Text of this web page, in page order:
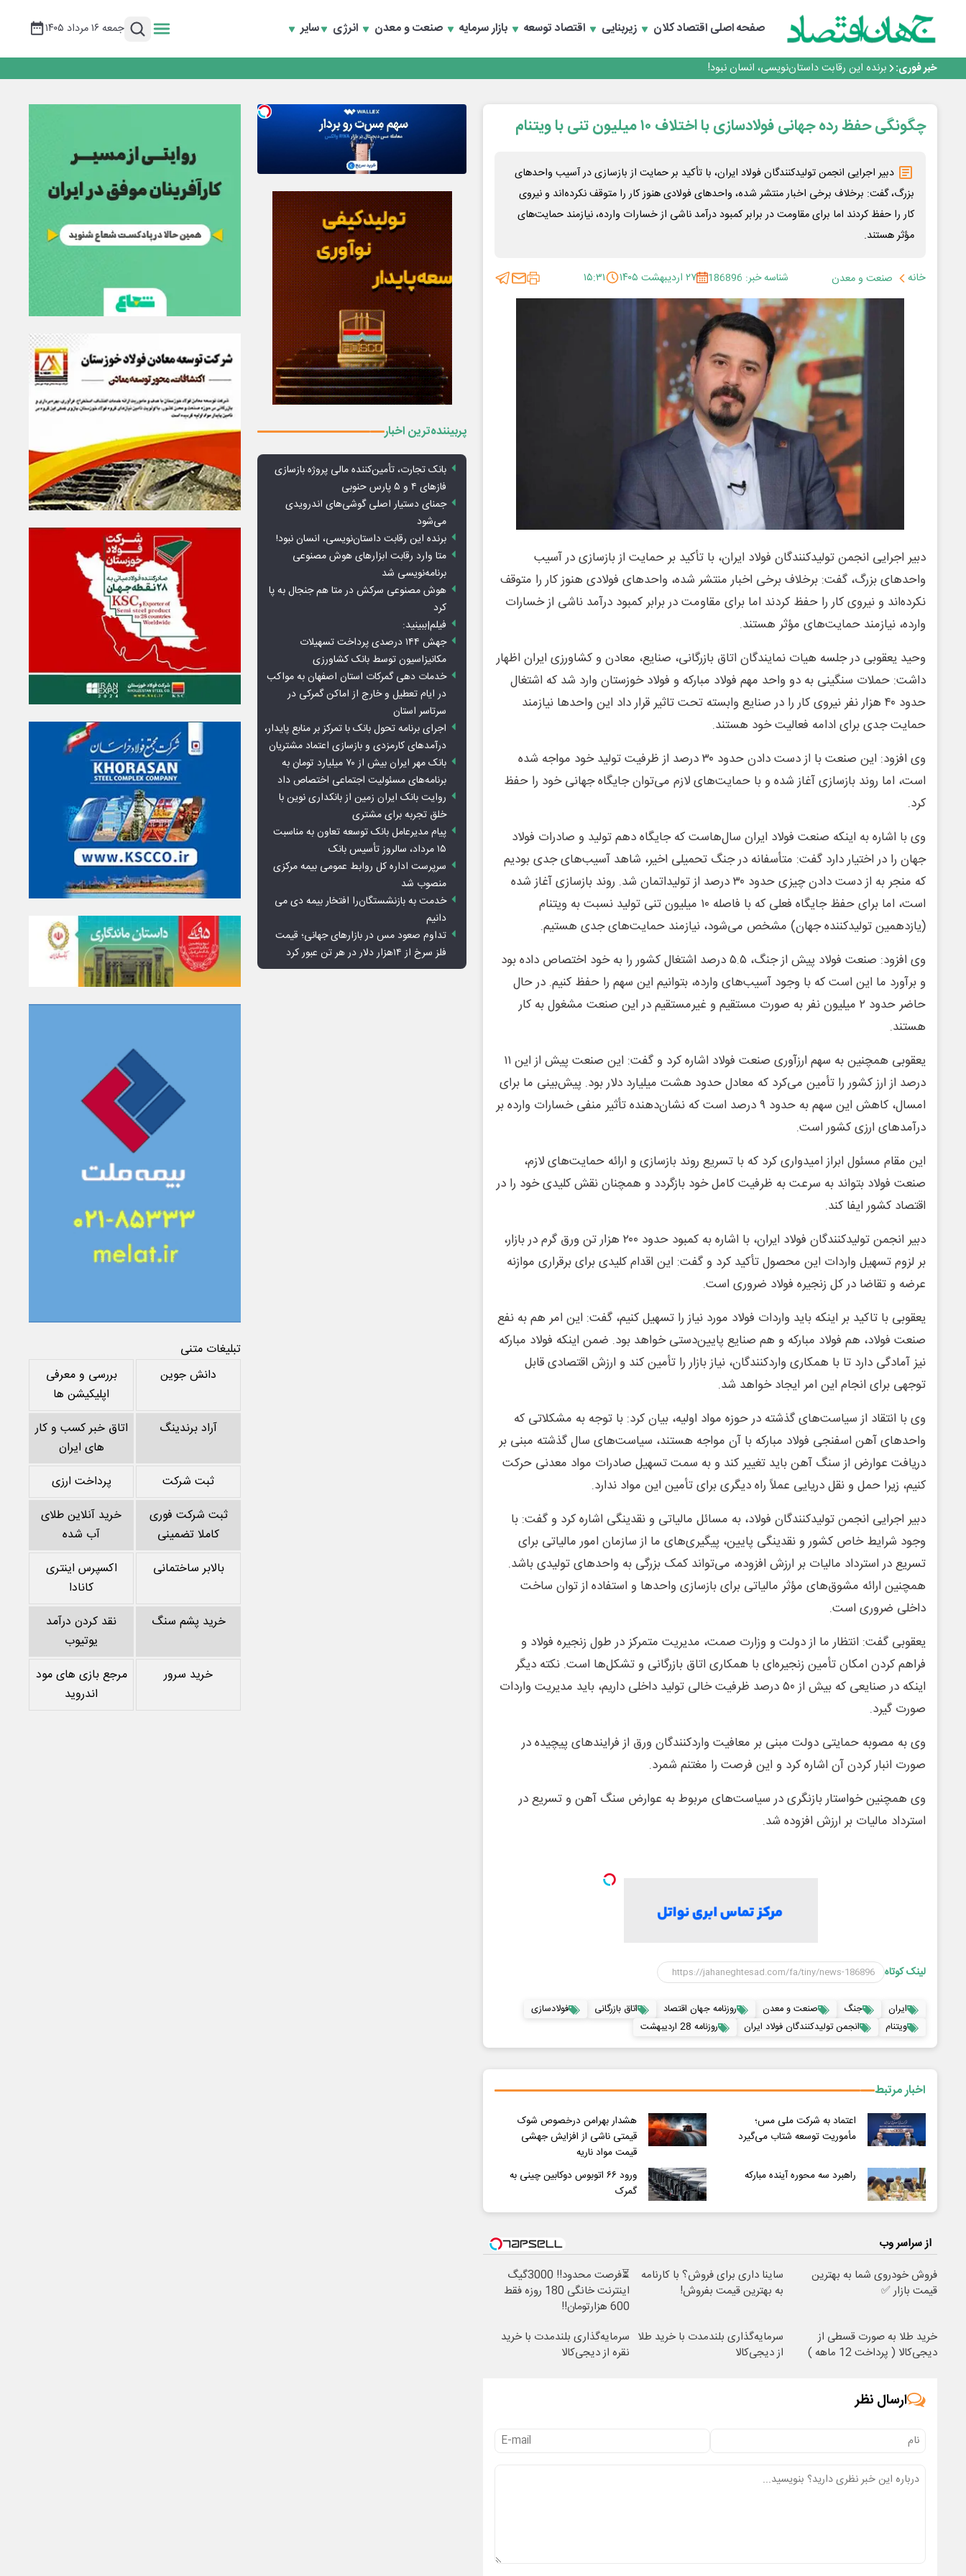
صفحه اصلیاقتصاد کلان زیربنایی اقتصاد توسعه بازار سرمایه صنعت و معدن انرژی سایر جمعه ۱۶ مرداد ۱۴۰۵
خبر فوری:
بانک تجارت، تأمین‌کننده مالی پروژه بازسازی فازهای ۴ و ۵ پارس حنوبی
جمنای دستیار اصلی گوشی‌های اندرویدی می‌شود
متا وارد رقابت ابزارهای هوش مصنوعی برنامه‌نویسی شد
هوش مصنوعی سرکش در متا هم جنجال به پا کرد
بانک تجارت، تأمین‌کننده مالی پروژه بازسازی فازهای ۴ و ۵ پارس حنوبی
جمنای دستیار اصلی گوشی‌های اندرویدی می‌شود
…
چگونگی حفظ رده جهانی فولادسازی با اختلاف ۱۰ میلیون تنی با ویتنام
دبیر اجرایی انجمن تولیدکنندگان فولاد ایران، با تأکید بر حمایت از بازسازی در آسیب‌ واحدهای
بزرگ، گفت: برخلاف برخی اخبار منتشر شده، واحدهای فولادی هنوز کار را متوقف نکرده‌اند و نیروی
کار را حفظ کردند اما برای مقاومت در برابر کمبود درآمد ناشی از خسارات وارده، نیازمند حمایت‌های
مؤثر هستند.
خانه صنعت و معدن شناسه خبر: 186896 ۲۷ اردیبهشت ۱۴۰۵ ۱۵:۳۱
دبیر اجرایی انجمن تولیدکنندگان فولاد ایران، با تأکید بر حمایت از بازسازی در آسیب‌
واحدهای بزرگ، گفت: برخلاف برخی اخبار منتشر شده، واحدهای فولادی هنوز کار را متوقف
نکرده‌اند و نیروی کار را حفظ کردند اما برای مقاومت در برابر کمبود درآمد ناشی از خسارات
وارده، نیازمند حمایت‌های مؤثر هستند.
وحید یعقوبی در جلسه هیات نمایندگان اتاق بازرگانی، صنایع، معادن و کشاورزی ایران اظهار
داشت: حملات سنگینی به دو واحد مهم فولاد مبارکه و فولاد خوزستان وارد شد که اشتغال
حدود ۴۰ هزار نفر نیروی کار را در صنایع وابسته تحت تاثیر قرار داد این واحدها نیازمند
حمایت جدی برای ادامه فعالیت خود هستند.
وی افزود: این صنعت با از دست دادن حدود ۳۰ درصد از ظرفیت تولید خود مواجه شده
است، اما روند بازسازی آغاز شده و با حمایت‌های لازم می‌توان جایگاه جهانی خود را حفظ
کرد.
وی با اشاره به اینکه صنعت فولاد ایران سال‌هاست که جایگاه دهم تولید و صادرات فولاد
جهان را در اختیار دارد گفت: متأسفانه در جنگ تحمیلی اخیر، شاهد آسیب‌های جدی بودیم
که منجر به از دست دادن چیزی حدود ۳۰ درصد از تولیداتمان شد. روند بازسازی آغاز شده
است، اما برای حفظ جایگاه فعلی که با فاصله ۱۰ میلیون تنی تولید نسبت به ویتنام
(یازدهمین تولیدکننده جهان) مشخص می‌شود، نیازمند حمایت‌های جدی هستیم.
وی افزود: صنعت فولاد پیش از جنگ، ۵.۵ درصد اشتغال کشور را به خود اختصاص داده بود
و برآورد ما این است که با وجود آسیب‌های وارده، بتوانیم این سهم را حفظ کنیم. در حال
حاضر حدود ۲ میلیون نفر به صورت مستقیم و غیرمستقیم در این صنعت مشغول به کار
هستند.
یعقوبی همچنین به سهم ارزآوری صنعت فولاد اشاره کرد و گفت: این صنعت پیش از این ۱۱
درصد از ارز کشور را تأمین می‌کرد که معادل حدود هشت میلیارد دلار بود. پیش‌بینی ما برای
امسال، کاهش این سهم به حدود ۹ درصد است که نشان‌دهنده تأثیر منفی خسارات وارده بر
درآمدهای ارزی کشور است.
این مقام مسئول ابراز امیدواری کرد که با تسریع روند بازسازی و ارائه حمایت‌های لازم،
صنعت فولاد بتواند به سرعت به ظرفیت کامل خود بازگردد و همچنان نقش کلیدی خود را در
اقتصاد کشور ایفا کند.
دبیر انجمن تولیدکنندگان فولاد ایران، با اشاره به کمبود حدود ۲۰۰ هزار تن ورق گرم در بازار،
بر لزوم تسهیل واردات این محصول تأکید کرد و گفت: این اقدام کلیدی برای برقراری موازنه
عرضه و تقاضا در کل زنجیره فولاد ضروری است.
یعقوبی با تاکید بر اینکه باید واردات فولاد مورد نیاز را تسهیل کنیم، گفت: این امر هم به نفع
صنعت فولاد، هم فولاد مبارکه و هم صنایع پایین‌دستی خواهد بود. ضمن اینکه فولاد مبارکه
نیز آمادگی دارد تا با همکاری واردکنندگان، نیاز بازار را تأمین کند و ارزش اقتصادی قابل
توجهی برای انجام این امر ایجاد خواهد شد.
وی با انتقاد از سیاست‌های گذشته در حوزه مواد اولیه، بیان کرد: با توجه به مشکلاتی که
واحدهای آهن اسفنجی فولاد مبارکه با آن مواجه هستند، سیاست‌های سال گذشته مبنی بر
دریافت عوارض از سنگ آهن باید تغییر کند و به سمت تسهیل صادرات مواد معدنی حرکت
کنیم، زیرا حمل و نقل دریایی عملاً راه دیگری برای تأمین این مواد ندارد.
دبیر اجرایی انجمن تولیدکنندگان فولاد، به مسائل مالیاتی و نقدینگی اشاره کرد و گفت: با
وجود شرایط خاص کشور و نقدینگی پایین، پیگیری‌های ما از سازمان امور مالیاتی برای
تسریع در استرداد مالیات بر ارزش افزوده، می‌تواند کمک بزرگی به واحدهای تولیدی باشد.
همچنین ارائه مشوق‌های مؤثر مالیاتی برای بازسازی واحدها و استفاده از توان ساخت
داخلی ضروری است.
یعقوبی گفت: انتظار ما از دولت و وزارت صمت، مدیریت متمرکز در طول زنجیره فولاد و
فراهم کردن امکان تأمین زنجیره‌ای با همکاری اتاق بازرگانی و تشکل‌ها است. نکته دیگر
اینکه در صنایعی که بیش از ۵۰ درصد ظرفیت خالی تولید داخلی داریم، باید مدیریت واردات
صورت گیرد.
وی به مصوبه حمایتی دولت مبنی بر معافیت واردکنندگان ورق از فرایندهای پیچیده در
صورت انبار کردن آن اشاره کرد و این فرصت را مغتنم شمرد.
وی همچنین خواستار بازنگری در سیاست‌های مربوط به عوارض سنگ آهن و تسریع در
استرداد مالیات بر ارزش افزوده شد.
لینک کوتاه
ایران جنگ صنعت و معدن روزنامه جهان اقتصاد اتاق بازرگانی
فولادسازی
ویتنام
انجمن تولیدکنندگان فولاد ایران روزنامه 28 اردیبهشت
اخبار مرتبط
اعتماد به شرکت ملی مس؛
مأموریت توسعه شتاب می‌گیرد
هشدار بهرامن درخصوص شوک
قیمتی ناشی از افزایش جهشی
قیمت مواد ناریه
راهبرد سه محوره آینده مبارکه
ورود ۶۶ اتوبوس دوکابین چینی به
گمرک
از سراسر وب
فروش خودروی شما به بهترین
قیمت بازار ✅
ساینا داری برای فروش؟ با کارنامه
به بهترین قیمت بفروش!
⏳فرصت محدود!! 3000گیگ
اینترنت خانگی 180 روزه فقط
600 هزارتومان!!
خرید طلا به صورت قسطی از
دیجی‌کالا ( پرداخت 12 ماهه )
سرمایه‌گذاری بلندمدت با خرید طلا
از دیجی‌کالا
سرمایه‌گذاری بلندمدت با خرید
نقره از دیجی‌کالا
ارسال نظر
پربیننده‌ترین اخبار
بانک تجارت، تأمین‌کننده مالی پروژه بازسازی
فازهای ۴ و ۵ پارس حنوبی
جمنای دستیار اصلی گوشی‌های اندرویدی
می‌شود
برنده این رقابت داستان‌نویسی، انسان نبود!
متا وارد رقابت ابزارهای هوش مصنوعی
برنامه‌نویسی شد
هوش مصنوعی سرکش در متا هم جنجال به پا
کرد
فیلم|ببینید:
جهش ۱۴۴ درصدی پرداخت تسهیلات
مکانیزاسیون توسط بانک کشاورزی
خدمات دهی گمرکات استان اصفهان به مواکب
در ایام تعطیل و خارج از اماکن گمرکی در
سرتاسر استان
اجرای برنامه تحول بانک با تمرکز بر منابع پایدار،
درآمدهای کارمزدی و بازسازی اعتماد مشتریان
بانک مهر ایران بیش از ۷۰ میلیارد تومان به
برنامه‌های مسئولیت اجتماعی اختصاص داد
روایت بانک ایران زمین از بانکداری نوین با
خلق تجربه برای مشتری
پیام مدیرعامل بانک توسعه تعاون به مناسبت
۱۵ مرداد، سالروز تأسیس بانک
سرپرست اداره کل روابط عمومی بیمه مرکزی
منصوب شد
خدمت به بازنشستگان‌را افتخار بیمه دی می
دانیم
تداوم صعود مس در بازارهای جهانی؛ قیمت
فلز سرخ از ۱۴هزار دلار در هر تن عبور کرد
تبلیغات متنی
دانش جوین
بررسی و معرفی
اپلیکیشن ها
آراد برندینگ
اتاق خبر کسب و کار
های ایران
ثبت شرکت
پرداخت ارزی
ثبت شرکت فوری
کاملا تضمینی
خرید آنلاین طلای
آب شده
بالابر ساختمانی
اکسپرس اینتری
کانادا
خرید پشم سنگ
نقد کردن درآمد
یوتیوب
خرید سرور
مرجع بازی های مود
اندروید